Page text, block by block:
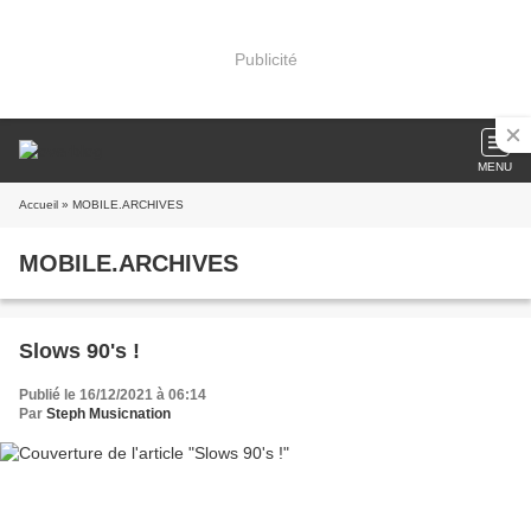
Publicité
MENU
Accueil » MOBILE.ARCHIVES
MOBILE.ARCHIVES
Slows 90's !
Publié le 16/12/2021 à 06:14
Par Steph Musicnation